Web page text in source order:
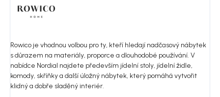
Rowico je vhodnou volbou pro ty, kteří hledají nadčasový nábytek
s důrazem na materiály, proporce a dlouhodobé používání. V
nabídce Nordial najdete především jídelní stoly, jídelní židle,
komody, skříňky a další úložný nábytek, který pomáhá vytvořit
klidný a dobře sladěný interiér.